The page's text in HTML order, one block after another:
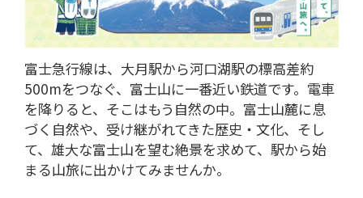
富士急行線は、大月駅から河口湖駅の標高差約
500mをつなぐ、富士山に一番近い鉄道です。電車
を降りると、そこはもう自然の中。富士山麓に息
づく自然や、受け継がれてきた歴史・文化、そし
て、雄大な富士山を望む絶景を求めて、駅から始
まる山旅に出かけてみませんか。